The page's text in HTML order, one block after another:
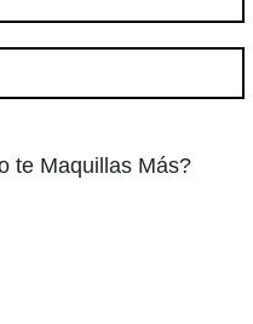
te Maquillas Más?